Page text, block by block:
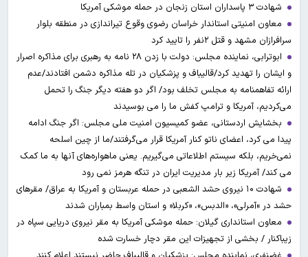
شهادت ۳ ‌پاسداران استان زنجان در حمله موشکی آمریکا
معاون امنیتی استاندار خراسان رضوی وقوع تیراندازی در منطقه بلوار
سرافرازان مشهد و قتل ۲نفر را تایید کرد
ابوترابی، نماینده مجلس: دولت با زدن ۲۸ نامه به رهبری برای مذاکره اصرار
و ایشان را تهدید کرد/قالیباف و پزشکیان در تله مذاکره دشمن افتادند/عدم
ارائه تفاهمنامه به مجلس تخلف بود/ اگر دو هفته دیگر جنگ را تحمل
می‌کردیم، آمریکا و ترامپ کفش ما را می بوسیدند
بخشایش اردستانی، عضو کمیسیون امنیت ملی مجلس: اگر جنگ ادامه
پیدا می کرد، اعضای ناتو کنار آمریکا قرار می‌گرفتند/ما از چین اسلحه
نمی‌خریم، بلکه سیستم اطلاعاتی می‌گیریم. یعنی ماهواره‌های آنها به ما کمک
می کند/ آمریکا زیر بار مدیریت ایران در تنگه هرمز نمی رود
شهادت ۱۰ نیروی حشد الشعبی در حمله عربستان و آمریکا به عراق/ مقرهای
حشد در »آمرلی»، «الدبس»، «کربلا« و استان واسط بمباران شدند
معاون استانداری گیلان: حمله موشکی آمریکا به مقر نیروی دریایی سپاه در
زیباکنار / بخشی از تجهیزات این مقر دچار خسارت شده